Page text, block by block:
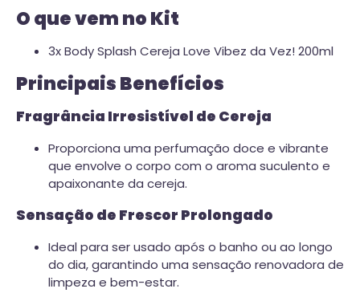
O que vem no Kit
3x Body Splash Cereja Love Vibez da Vez! 200ml
Principais Benefícios
Fragrância Irresistível de Cereja
Proporciona uma perfumação doce e vibrante
que envolve o corpo com o aroma suculento e
apaixonante da cereja.
Sensação de Frescor Prolongado
Ideal para ser usado após o banho ou ao longo
do dia, garantindo uma sensação renovadora de
limpeza e bem-estar.